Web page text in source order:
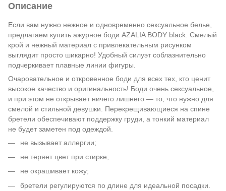
Описание
Если вам нужно нежное и одновременно сексуальное белье,
предлагаем купить ажурное боди AZALIA BODY black. Смелый
крой и нежный материал с привлекательным рисунком
выглядит просто шикарно! Удобный силуэт соблазнительно
подчеркивает плавные линии фигуры.
Очаровательное и откровенное боди для всех тех, кто ценит
высокое качество и оригинальность! Боди очень сексуальное,
и при этом не открывает ничего лишнего — то, что нужно для
смелой и стильной девушки. Перекрещивающиеся на спине
бретели обеспечивают поддержку груди, а тонкий материал
не будет заметен под одеждой.
не вызывает аллергии;
не теряет цвет при стирке;
не окрашивает кожу;
бретели регулируются по длине для идеальной посадки.